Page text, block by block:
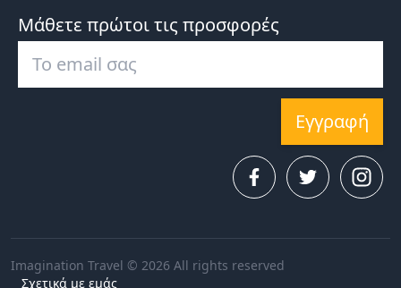
Μάθετε πρώτοι τις προσφορές
Εγγραφή
Imagination Travel © 2026 All rights reserved
Σχετικά με εμάς